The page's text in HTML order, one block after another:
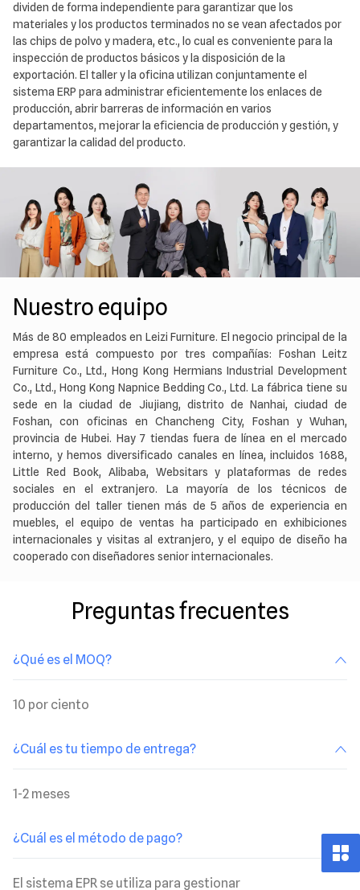
dividen de forma independiente para garantizar que los
materiales y los productos terminados no se vean afectados por
las chips de polvo y madera, etc., lo cual es conveniente para la
inspección de productos básicos y la disposición de la
exportación. El taller y la oficina utilizan conjuntamente el
sistema ERP para administrar eficientemente los enlaces de
producción, abrir barreras de información en varios
departamentos, mejorar la eficiencia de producción y gestión, y
garantizar la calidad del producto.
Nuestro equipo
Preguntas frecuentes
¿Qué es el MOQ?
10 por ciento
¿Cuál es tu tiempo de entrega?
1-2 meses
¿Cuál es el método de pago?
El sistema EPR se utiliza para gestionar